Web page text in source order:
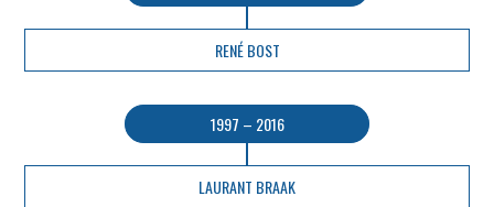
RENÉ BOST
1997 – 2016
LAURANT BRAAK